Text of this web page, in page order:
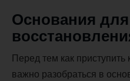
Основания для
Перед тем как
важно разобраться в